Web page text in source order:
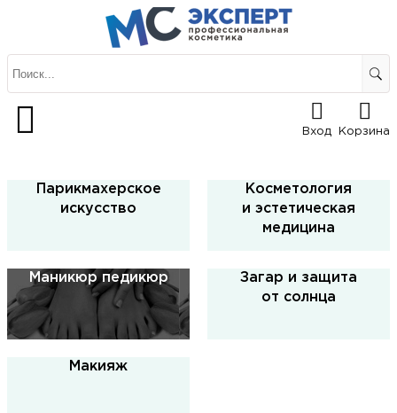
Вход Корзина
Парикмахерское
искусство
Косметология
и эстетическая
медицина
Маникюр педикюр
Загар и защита
от солнца
Макияж